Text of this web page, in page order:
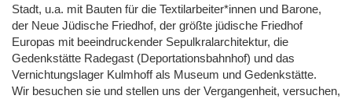
Stadt, u.a. mit Bauten für die Textilarbeiter*innen und Barone,
der Neue Jüdische Friedhof, der größte jüdische Friedhof
Europas mit beeindruckender Sepulkralarchitektur, die
Gedenkstätte Radegast (Deportationsbahnhof) und das
Vernichtungslager Kulmhoff als Museum und Gedenkstätte.
Wir besuchen sie und stellen uns der Vergangenheit, versuchen,